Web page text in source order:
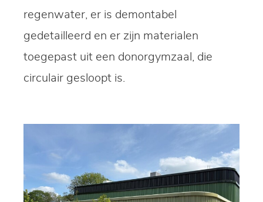
regenwater, er is demontabel
gedetailleerd en er zijn materialen
toegepast uit een donorgymzaal, die
circulair gesloopt is.